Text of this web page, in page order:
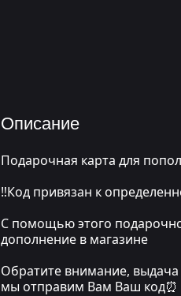
Описание
Подарочная карта для
‼Код привязан к
С помощью этого
дополнение в магазине
Обратите внимание,
мы отправим Вам Ваш код⏰